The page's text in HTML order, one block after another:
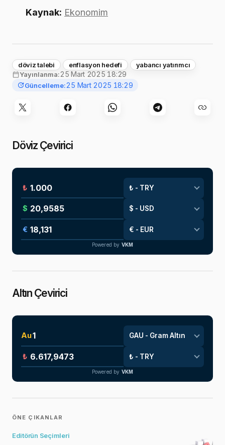
Kaynak: Ekonomim
döviz talebi enflasyon hedefi
yabancı yatırımcı
Yayınlanma:25 Mart 2025 18:29
Güncelleme:25 Mart 2025 18:29
Döviz Çevirici
₺
$
€
Powered by VKM
Altın Çevirici
Au
₺
Powered by VKM
ÖNE ÇIKANLAR
Editörün Seçimleri